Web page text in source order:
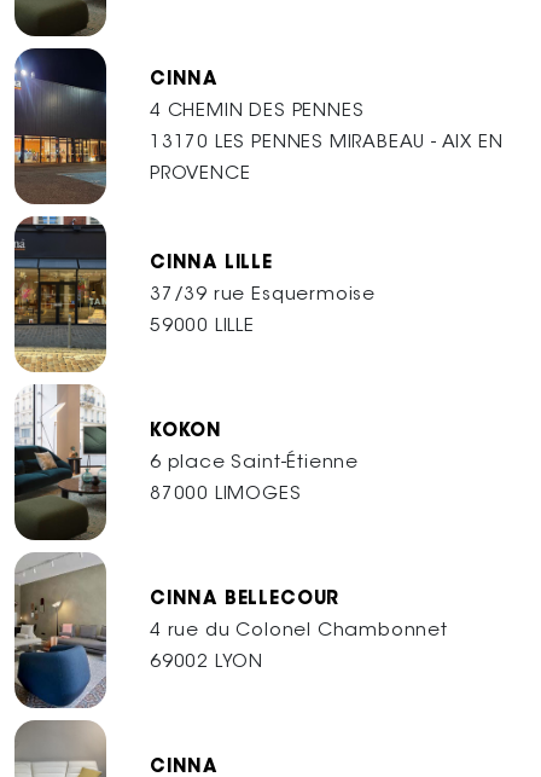
CINNA
4 CHEMIN DES PENNES
13170 LES PENNES MIRABEAU - AIX EN
PROVENCE
CINNA LILLE
37/39 rue Esquermoise
59000 LILLE
KOKON
6 place Saint-Étienne
87000 LIMOGES
CINNA BELLECOUR
4 rue du Colonel Chambonnet
69002 LYON
CINNA